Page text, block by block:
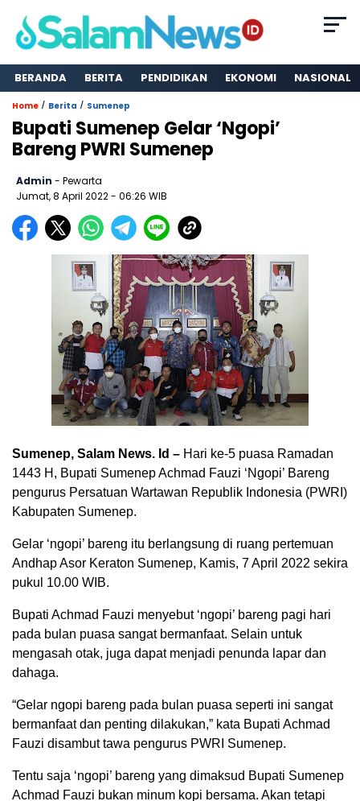
BERANDA BERITA PENDIDIKAN EKONOMI NASIONAL
Home / Berita / Sumenep
Bupati Sumenep Gelar ‘Ngopi’
Bareng PWRI Sumenep
Admin - Pewarta
Jumat, 8 April 2022- 06:26 WIB
Sumenep, Salam News. Id – Hari ke-5 puasa Ramadan
1443 H, Bupati Sumenep Achmad Fauzi ‘Ngopi’ Bareng
pengurus Persatuan Wartawan Republik Indonesia (PWRI)
Kabupaten Sumenep.
Gelar ‘ngopi’ bareng itu berlangsung di ruang pertemuan
Andhap Asor Keraton Sumenep, Kamis, 7 April 2022 sekira
pukul 10.00 WIB.
Bupati Achmad Fauzi menyebut ‘ngopi’ bareng pagi hari
pada bulan puasa sangat bermanfaat. Selain untuk
mengasah otak, juga dapat menjadi penunda lapar dan
dahaga.
“Gelar ngopi bareng pada bulan puasa seperti ini sangat
bermanfaat dan penting dilakukan,” kata Bupati Achmad
Fauzi disambut tawa pengurus PWRI Sumenep.
Tentu saja ‘ngopi’ bareng yang dimaksud Bupati Sumenep
Achmad Fauzi bukan minum kopi bersama. Akan tetapi